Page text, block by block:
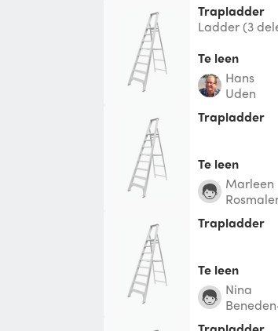
Trapladder
Ladder (3
Te leen
Hans
Uden
Trapladder
Te leen
Marleen
Trapladder
Te leen
Nina